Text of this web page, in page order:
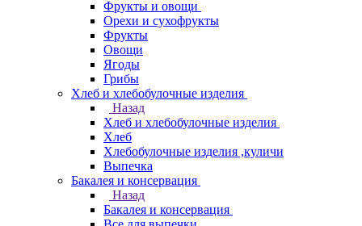
Фрукты и овощи
Орехи и сухофрукты
Фрукты
Овощи
Ягоды
Грибы
Хлеб и хлебобулочные изделия
Назад
Хлеб и хлебобулочные изделия
Хлеб
Хлебобулочные изделия ,куличи
Выпечка
Бакалея и консервация
Назад
Бакалея и консервация